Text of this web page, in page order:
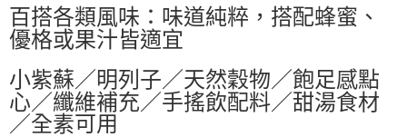
每筆NT$60，滿NT$599(含以上)免運費
付款後7-11取貨
每筆NT$60，滿NT$599(含以上)免運費
宅配
每筆NT$80，滿NT$799(含以上)免運費
百搭各類風味：味道純粹，搭配蜂蜜、
優格或果汁皆適宜
小紫蘇／明列子／天然穀物／飽足感點
心／纖維補充／手搖飲配料／甜湯食材
／全素可用